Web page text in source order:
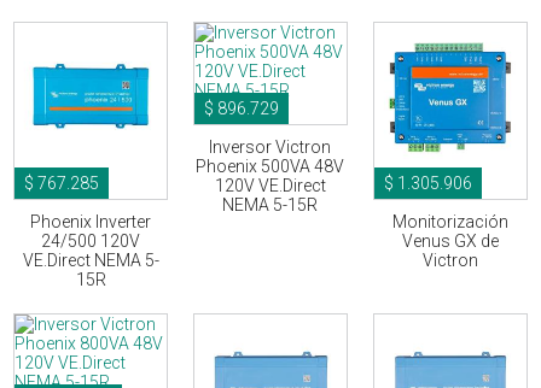
$ 767.285
Phoenix Inverter
24/500 120V
VE.Direct NEMA 5-
15R
$ 896.729
Inversor Victron
Phoenix 500VA 48V
120V VE.Direct
NEMA 5-15R
$ 1.305.906
Monitorización
Venus GX de
Victron